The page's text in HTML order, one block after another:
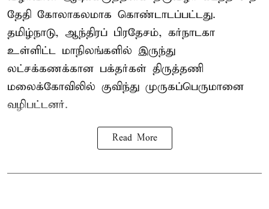
தேதி கோலாகலமாக கொண்டாடப்பட்டது.
தமிழ்நாடு, ஆந்திரப் பிரதேசம், கர்நாடகா
உள்ளிட்ட மாநிலங்களில் இருந்து
லட்சக்கணக்கான பக்தர்கள் திருத்தணி
மலைக்கோவிலில் குவிந்து முருகப்பெருமானை
வழிபட்டனர்.
Read More